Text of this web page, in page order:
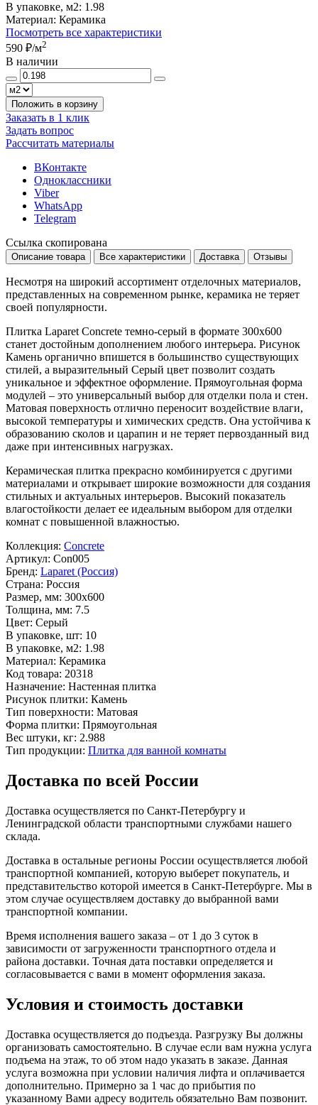
В упаковке, м2: 1.98
Материал: Керамика
Посмотреть все характеристики
590 ₽/м2
В наличии
Положить в корзину
Заказать в 1 клик
Задать вопрос
Рассчитать материалы
ВКонтакте
Одноклассники
Viber
WhatsApp
Telegram
Ссылка скопирована
Описание товара Все характеристики Доставка Отзывы
Несмотря на широкий ассортимент отделочных материалов,
представленных на современном рынке, керамика не теряет
своей популярности.
Плитка Laparet Concrete темно-серый в формате 300x600
станет достойным дополнением любого интерьера. Рисунок
Камень органично впишется в большинство существующих
стилей, а выразительный Серый цвет позволит создать
уникальное и эффектное оформление. Прямоугольная форма
модулей – это универсальный выбор для отделки пола и стен.
Матовая поверхность отлично переносит воздействие влаги,
высокой температуры и химических средств. Она устойчива к
образованию сколов и царапин и не теряет первозданный вид
даже при интенсивных нагрузках.
Керамическая плитка прекрасно комбинируется с другими
материалами и открывает широкие возможности для создания
стильных и актуальных интерьеров. Высокий показатель
влагостойкости делает ее идеальным выбором для отделки
комнат с повышенной влажностью.
Коллекция: Concrete
Артикул: Con005
Бренд: Laparet (Россия)
Страна: Россия
Размер, мм: 300x600
Толщина, мм: 7.5
Цвет: Серый
В упаковке, шт: 10
В упаковке, м2: 1.98
Материал: Керамика
Код товара: 20318
Назначение: Настенная плитка
Рисунок плитки: Камень
Тип поверхности: Матовая
Форма плитки: Прямоугольная
Вес штуки, кг: 2.988
Тип продукции: Плитка для ванной комнаты
Доставка по всей России
Доставка осуществляется по Санкт-Петербургу и
Ленинградской области транспортными службами нашего
склада.
Доставка в остальные регионы России осуществляется любой
транспортной компанией, которую выберет покупатель, и
представительство которой имеется в Санкт-Петербурге. Мы в
этом случае осуществляем доставку до выбранной вами
транспортной компании.
Время исполнения вашего заказа – от 1 до 3 суток в
зависимости от загруженности транспортного отдела и
района доставки. Точная дата поставки определяется и
согласовывается с вами в момент оформления заказа.
Условия и стоимость доставки
Доставка осуществляется до подъезда. Разгрузку Вы должны
организовать самостоятельно. В случае если вам нужна услуга
подъема на этаж, то об этом надо указать в заказе. Данная
услуга возможна при условии наличия лифта и оплачивается
дополнительно. Примерно за 1 час до прибытия по
указанному Вами адресу водитель обязательно Вам позвонит.